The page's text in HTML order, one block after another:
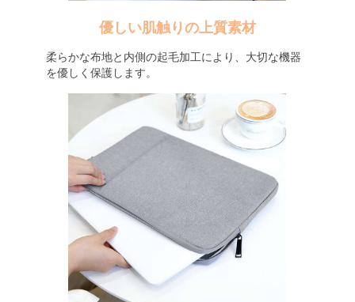
優しい肌触りの上質素材
柔らかな布地と内側の起毛加工により、大切な機器
を優しく保護します。